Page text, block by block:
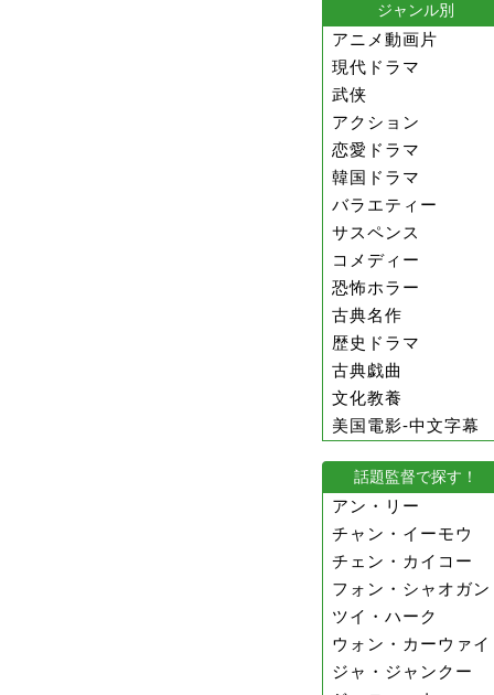
ジャンル別
アニメ動画片
現代ドラマ
武侠
アクション
恋愛ドラマ
韓国ドラマ
バラエティー
サスペンス
コメディー
恐怖ホラー
古典名作
歴史ドラマ
古典戯曲
文化教養
美国電影-中文字幕
話題監督で探す！
アン・リー
チャン・イーモウ
チェン・カイコー
フォン・シャオガン
ツイ・ハーク
ウォン・カーウァイ
ジャ・ジャンクー